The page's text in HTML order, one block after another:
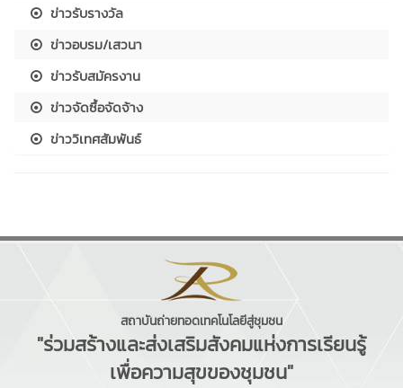
ข่าวรับรางวัล
ข่าวอบรม/เสวนา
ข่าวรับสมัครงาน
ข่าวจัดซื้อจัดจ้าง
ข่าววิเทศสัมพันธ์
สถาบันถ่ายทอดเทคโนโลยีสู่ชุมชน
"ร่วมสร้างและส่งเสริมสังคมแห่งการเรียนรู้
เพื่อความสุขของชุมชน"